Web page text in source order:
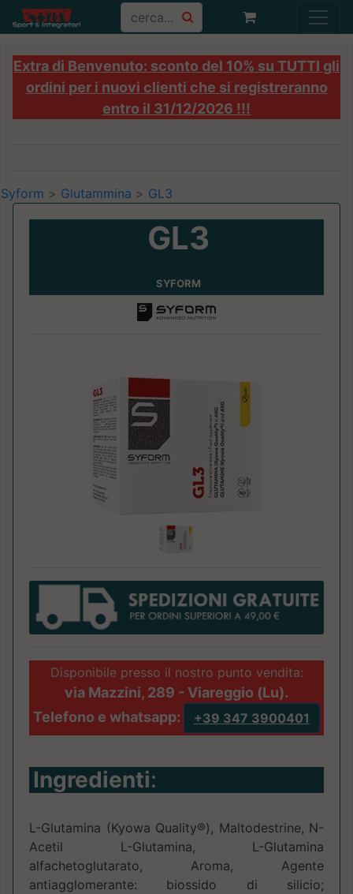
Extra di Benvenuto: sconto del 10% su TUTTI gli
ordini per i nuovi clienti che si registreranno
entro il 31/12/2026 !!!
Syform > Glutammina > GL3
GL3
SYFORM
Disponibile presso il nostro punto vendita:
via Mazzini, 289 - Viareggio (Lu).
Telefono e whatsapp:
+39 347 3900401
Ingredienti:
L-Glutamina (Kyowa Quality®), Maltodestrine, N-
Acetil L-Glutamina, L-Glutamina
alfachetoglutarato, Aroma, Agente
antiagglomerante: biossido di silicio;